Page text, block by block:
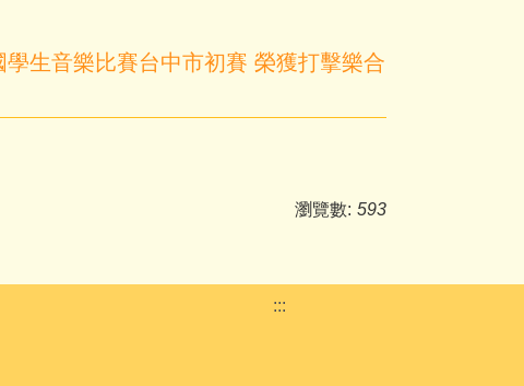
生音樂比賽台中市初賽 榮獲打擊樂合
瀏覽數: 593
:::